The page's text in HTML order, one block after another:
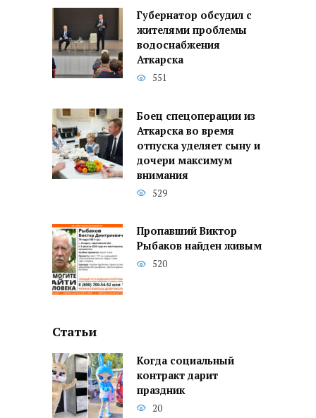
Губернатор обсудил с
жителями проблемы
водоснабжения
Аткарска
551
Боец спецоперации из
Аткарска во время
отпуска уделяет сыну и
дочери максимум
внимания
529
Пропавший Виктор
Рыбаков найден живым
520
Статьи
Когда социальный
контракт дарит
праздник
20